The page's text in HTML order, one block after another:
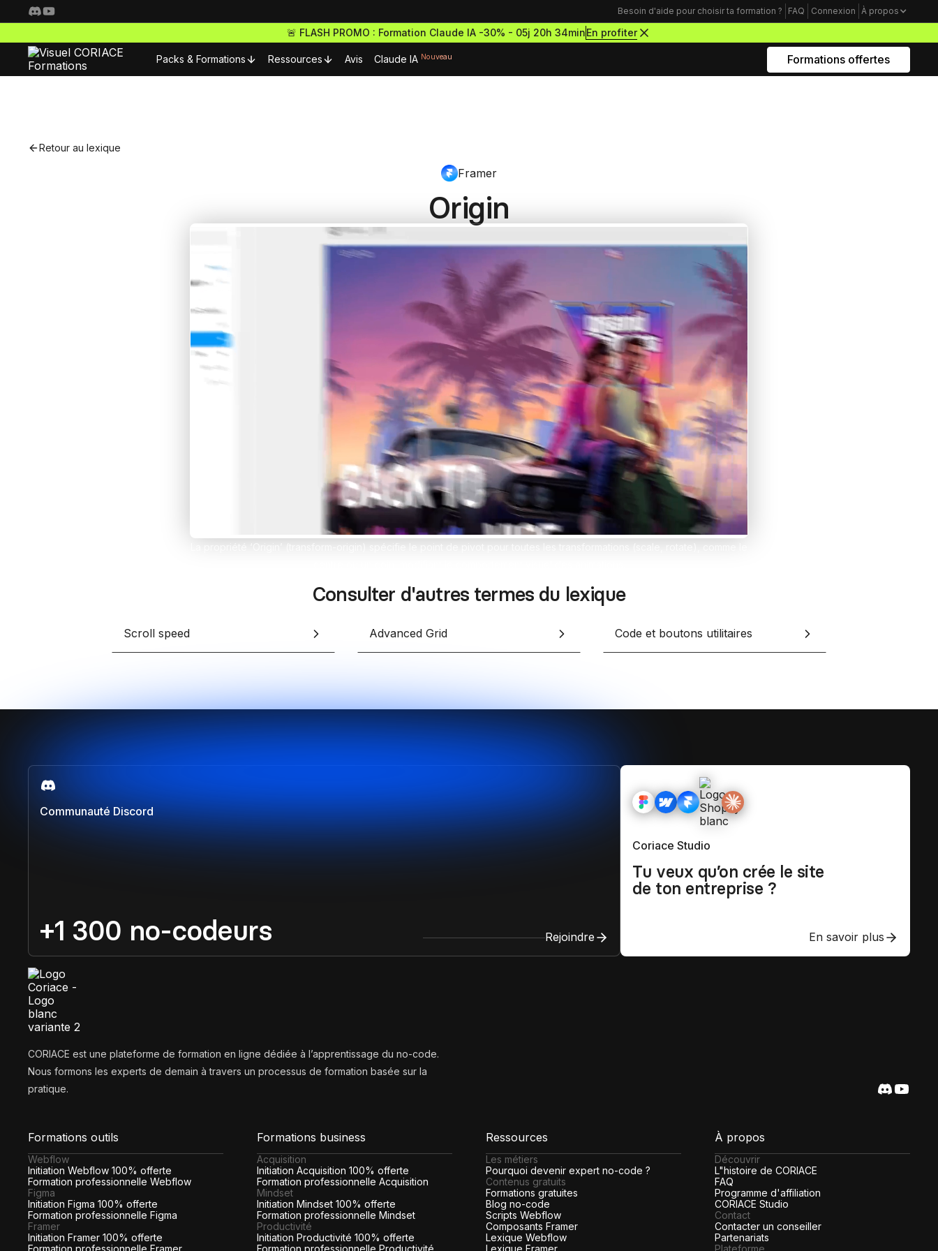
Besoin d'aide pour choisir ta formation ? FAQ Connexion À propos
🚨 FLASH PROMO : Formation Claude IA -30% - 05j 20h 34minEn profiter
Packs & Formations
Webdesigner Pro
Maitrise les meilleurs outils no-code pour designer
Développe des e-commerces Shopify sur-mesure
Claude IA
Propulse tes compétences avec l'IA en te formant
Design des sites haut de gamme
Formation Figma
Développe des maquettes de
Formation Framer
Crée des sites animés et
design sans limites
Formation Shopify
Conçois des e-commerces design
et performants
Formation Claude IA
Maîtrise l'IA pour le no-code
Mindset Freelance
Bâtis un mental d’acier pour lancer ta
carrière d’entrepreneur à succès
Productivité Freelance
Apprends à gérer ton temps personnel
et tes clients grâce à Notion
Ressources
Composants Framer
Nos meilleurs composants Framer
Lexique No-code
Les métiers du no-code
Bibliothèque de sites
Avis Claude IA Nouveau Formations offertes
Retour au lexique
Framer
Origin
Consulter d'autres termes du lexique
Scroll speed Advanced Grid Code et boutons utilitaires
Communauté Discord
+1 300 no-codeurs Rejoindre
Coriace Studio
Tu veux qu’on crée le site
de ton entreprise ?
En savoir plus
CORIACE est une plateforme de formation en ligne dédiée à l’apprentissage du no-code.
Nous formons les experts de demain à travers un processus de formation basée sur la
pratique.
Formations outils
Webflow
Initiation Webflow 100% offerte
Formation professionnelle Webflow
Figma
Initiation Figma 100% offerte
Formation professionnelle Figma
Framer
Initiation Framer 100% offerte
Formations business
Acquisition
Initiation Acquisition 100% offerte
Formation professionnelle Acquisition
Mindset
Initiation Mindset 100% offerte
Formation professionnelle Mindset
Productivité
Initiation Productivité 100% offerte
Ressources
Les métiers
Pourquoi devenir expert no-code ?
Contenus gratuits
Formations gratuites
Blog no-code
Scripts Webflow
Composants Framer
Lexique Webflow
À propos
Découvrir
L"histoire de CORIACE
FAQ
Programme d'affiliation
CORIACE Studio
Contact
Contacter un conseiller
Partenariats